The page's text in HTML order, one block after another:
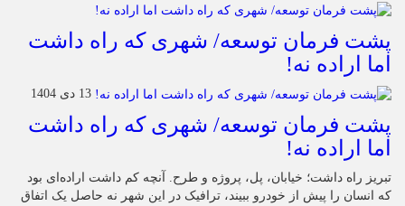
پشت فرمان توسعه/ شهری که راه داشت
اما اراده نه!
13 دی 1404
پشت فرمان توسعه/ شهری که راه داشت
اما اراده نه!
تبریز راه داشت؛ خیابان، پل، پروژه و طرح. آنچه کم داشت اراده‌ای بود
که انسان را پیش از خودرو ببیند، ترافیک در این شهر نه حاصل یک اتفاق